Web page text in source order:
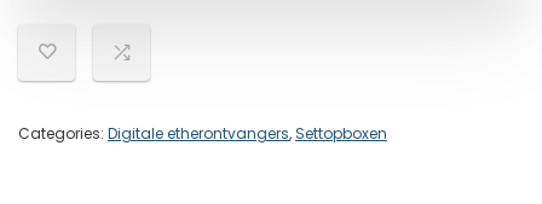
Categories: Digitale etherontvangers,Settopboxen